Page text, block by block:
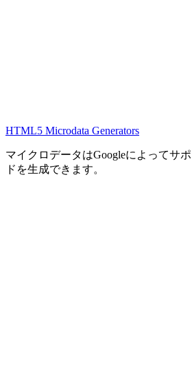
HTML5 Microdata Generators
マイクロデータはGoogleによってサ
ドを生成できます。